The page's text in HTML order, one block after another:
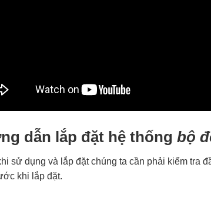
dẫn lắp đặt hệ thống bộ
sử dụng và lắp đặt chúng ta cần phải kiểm tra
khi lắp đặt.